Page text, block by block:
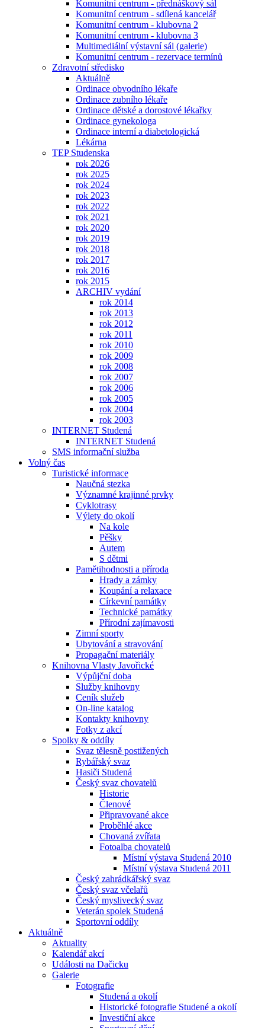
Komunitní centrum - přednáškový sál
Komunitní centrum - sdílená kancelář
Komunitní centrum - klubovna 2
Komunitní centrum - klubovna 3
Multimediální výstavní sál (galerie)
Komunitní centrum - rezervace termínů
Zdravotní středisko
Aktuálně
Ordinace obvodního lékaře
Ordinace zubního lékaře
Ordinace dětské a dorostové lékařky
Ordinace gynekologa
Ordinace interní a diabetologická
Lékárna
TEP Studenska
rok 2026
rok 2025
rok 2024
rok 2023
rok 2022
rok 2021
rok 2020
rok 2019
rok 2018
rok 2017
rok 2016
rok 2015
ARCHIV vydání
rok 2014
rok 2013
rok 2012
rok 2011
rok 2010
rok 2009
rok 2008
rok 2007
rok 2006
rok 2005
rok 2004
rok 2003
INTERNET Studená
INTERNET Studená
SMS informační služba
Volný čas
Turistické informace
Naučná stezka
Významné krajinné prvky
Cyklotrasy
Výlety do okolí
Na kole
Pěšky
Autem
S dětmi
Pamětihodnosti a příroda
Hrady a zámky
Koupání a relaxace
Církevní památky
Technické památky
Přírodní zajímavosti
Zimní sporty
Ubytování a stravování
Propagační materiály
Knihovna Vlasty Javořické
Výpůjční doba
Služby knihovny
Ceník služeb
On-line katalog
Kontakty knihovny
Fotky z akcí
Spolky & oddíly
Svaz tělesně postižených
Rybářský svaz
Hasiči Studená
Český svaz chovatelů
Historie
Členové
Připravované akce
Proběhlé akce
Chovaná zvířata
Fotoalba chovatelů
Místní výstava Studená 2010
Místní výstava Studená 2011
Český zahrádkářský svaz
Český svaz včelařů
Český myslivecký svaz
Veterán spolek Studená
Sportovní oddíly
Aktuálně
Aktuality
Kalendář akcí
Události na Dačicku
Galerie
Fotografie
Studená a okolí
Historické fotografie Studené a okolí
Investiční akce